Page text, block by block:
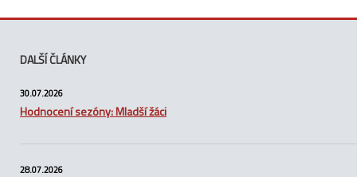
DALŠÍ ČLÁNKY
30.07.2026
Hodnocení sezóny: Mladší žáci
28.07.2026